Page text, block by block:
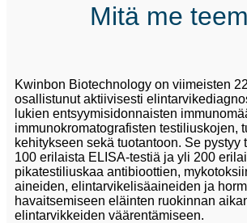
Mitä me
Kwinbon Biotechnology on viimeisten
osallistunut aktiivisesti
lukien entsyymisidonnaisten
immunokromatografisten testiliuskojen,
kehitykseen sekä tuotantoon. Se pystyy
100 erilaista ELISA-testiä ja yli 200
pikatestiliuskaa antibioottien,
aineiden, elintarvikelisäaineiden ja
havaitsemiseen eläinten ruokinnan
elintarvikkeiden väärentämiseen.